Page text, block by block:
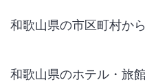
和歌山県の市区町村か
和歌山県のホテル・旅